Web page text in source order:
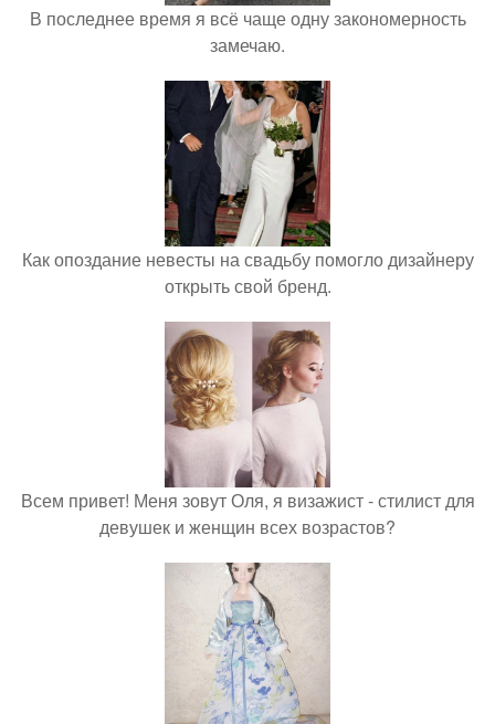
В последнее время я всё чаще одну закономерность
замечаю.
Как опоздание невесты на свадьбу помогло дизайнеру
открыть свой бренд.
Всем привет! Меня зовут Оля, я визажист - стилист для
девушек и женщин всех возрастов?